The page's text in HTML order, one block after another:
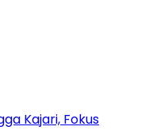
Kajari, Fokus